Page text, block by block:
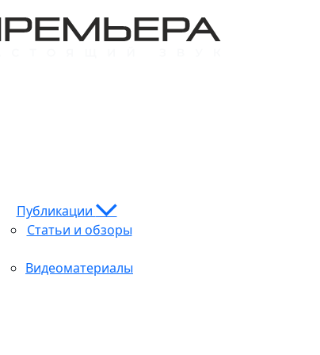
Публикации
Статьи и обзоры
Видеоматериалы